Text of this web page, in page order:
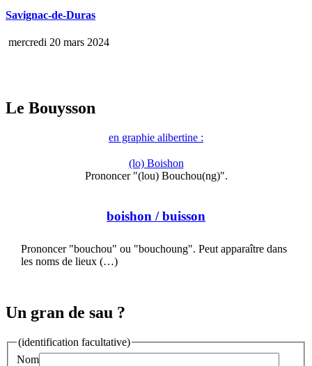
Savignac-de-Duras
mercredi 20 mars 2024
Le Bouysson
en graphie alibertine :
(lo) Boishon
Prononcer "(lou) Bouchou(ng)".
boishon / buisson
Prononcer "bouchou" ou "bouchoung". Peut apparaître dans
les noms de lieux (…)
Un gran de sau ?
(identification facultative)
Nom